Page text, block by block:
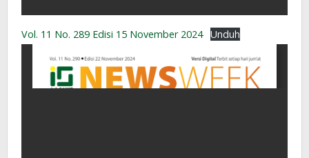
Vol. 11 No. 289 Edisi 15 November 2024 Unduh